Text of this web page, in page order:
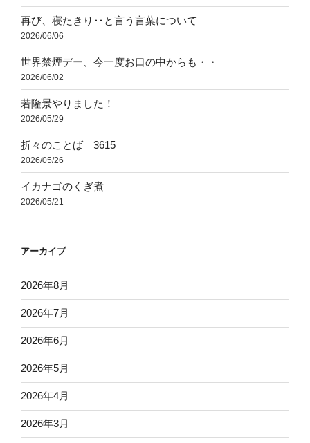
再び、寝たきり‥と言う言葉について
2026/06/06
世界禁煙デー、今一度お口の中からも・・
2026/06/02
若隆景やりました！
2026/05/29
折々のことば 3615
2026/05/26
イカナゴのくぎ煮
2026/05/21
アーカイブ
2026年8月
2026年7月
2026年6月
2026年5月
2026年4月
2026年3月